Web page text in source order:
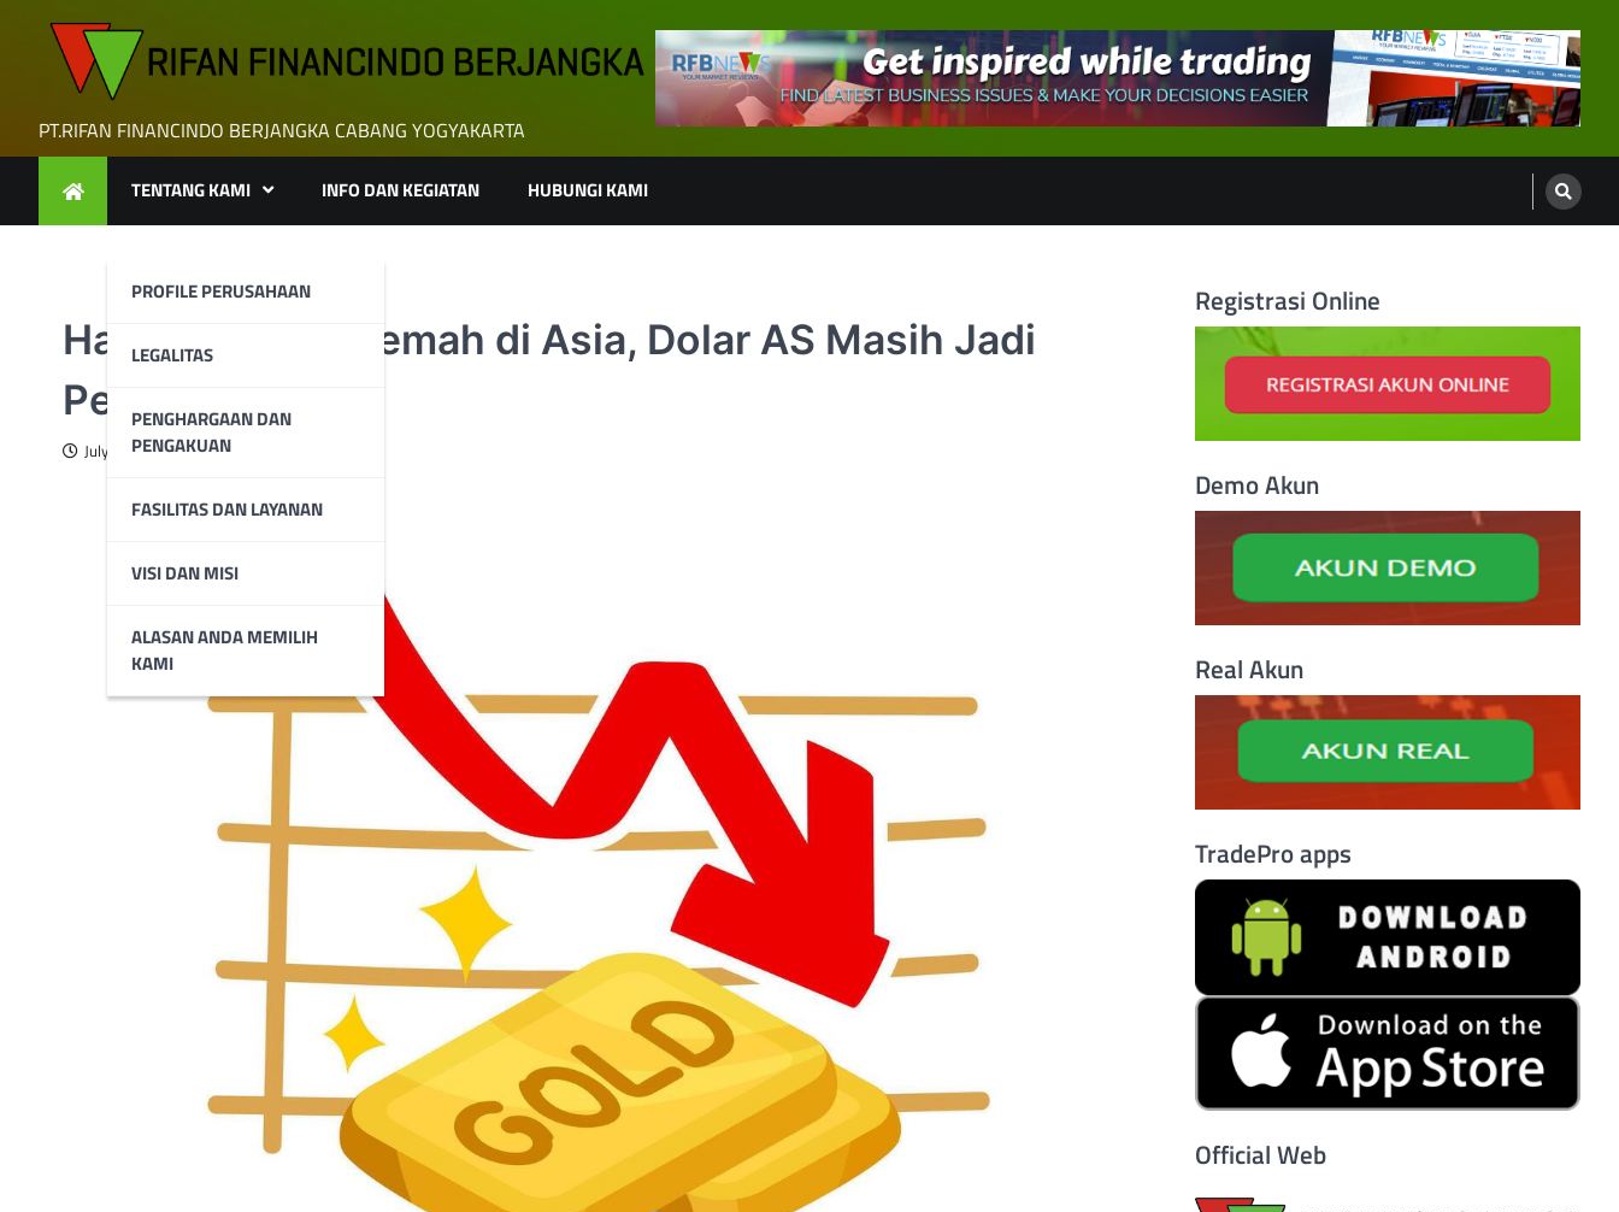
PT.RIFAN FINANCINDO BERJANGKA CABANG YOGYAKARTA
TENTANG KAMI
PROFILE PERUSAHAAN
LEGALITAS
PENGHARGAAN DAN
PENGAKUAN
FASILITAS DAN LAYANAN
VISI DAN MISI
ALASAN ANDA MEMILIH
KAMI
INFO DAN KEGIATAN HUBUNGI KAMI
Harga Emas Melemah di Asia, Dolar AS Masih Jadi
Penekan
July 7, 2026
Registrasi Online
Demo Akun
Real Akun
TradePro apps
Official Web